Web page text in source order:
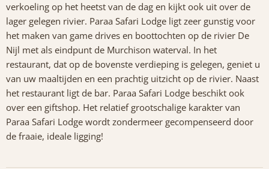
verkoeling op het heetst van de dag en kijkt ook uit over de
lager gelegen rivier. Paraa Safari Lodge ligt zeer gunstig voor
het maken van game drives en boottochten op de rivier De
Nijl met als eindpunt de Murchison waterval. In het
restaurant, dat op de bovenste verdieping is gelegen, geniet u
van uw maaltijden en een prachtig uitzicht op de rivier. Naast
het restaurant ligt de bar. Paraa Safari Lodge beschikt ook
over een giftshop. Het relatief grootschalige karakter van
Paraa Safari Lodge wordt zondermeer gecompenseerd door
de fraaie, ideale ligging!